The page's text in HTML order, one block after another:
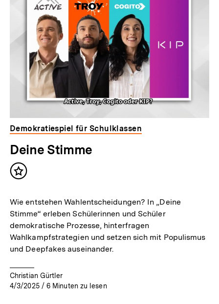
Demokratiespiel für Schulklassen
Deine Stimme
Inhalt
Wie entstehen Wahlentscheidungen? In „Deine
Stimme“ erleben Schülerinnen und Schüler
demokratische Prozesse, hinterfragen
Wahlkampfstrategien und setzen sich mit Populismus
und Deepfakes auseinander.
Christian Gürtler
4/3/2025 / 6 Minuten zu lesen